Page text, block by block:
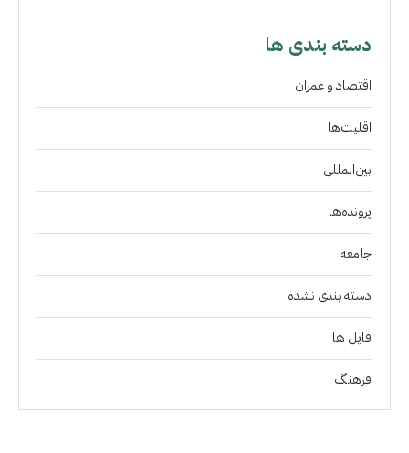
دسته بندی ها
اقتصاد و عمران
اقلیت‌ها
بین‌المللی
پرونده‌ها
جامعه
دسته بندی نشده
فايل ها
فرهنگ